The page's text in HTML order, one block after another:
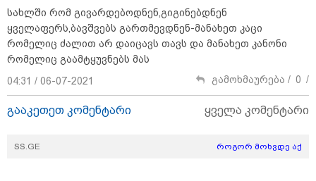
"მიტროპოლიტი გერასიმე სამღვდელოებასთან
ერთად იმყოფებოდა ლანა ლატარიას სახლში და
გარდაცვლილის სულის საოხად პანაშვიდი
აღავლინა" - საპატრიარქო
სახლში რომ გივარდებოდნენ,გიგინებდნენ
ყველაფერს,ბავშვებს გართმევდნენ-მანახეთ კაცი
რომელიც ძალით არ დაიცავს თავს და მანახეთ კანონი
რომელიც გაამტყუვნებს მას
04:31 / 06-07-2021
გამოხმაურება / 0 /
გააკეთეთ კომენტარი ყველა კომენტარი
SS.GE როგორ მოხვდე აქ